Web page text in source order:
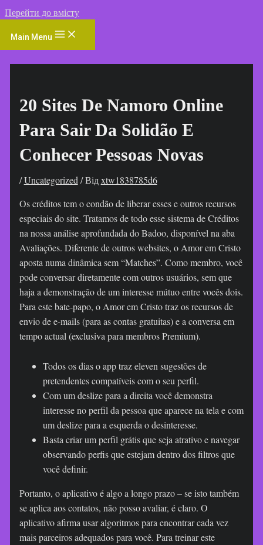
Перейти до вмісту
Main Menu
20 Sites De Namoro Online
Para Sair Da Solidão E
Conhecer Pessoas Novas
/Uncategorized / Відxtw1838785d6
Os créditos tem o condão de liberar esses e outros recursos
especiais do site. Tratamos de todo esse sistema de Créditos
na nossa análise aprofundada do Badoo, disponível na aba
Avaliações. Diferente de outros websites, o Amor em Cristo
aposta numa dinâmica sem “Matches”. Como membro, você
pode conversar diretamente com outros usuários, sem que
haja a demonstração de um interesse mútuo entre vocês dois.
Para este bate-papo, o Amor em Cristo traz os recursos de
envio de e-mails (para as contas gratuitas) e a conversa em
tempo actual (exclusiva para membros Premium).
Todos os dias o app traz eleven sugestões de
pretendentes compatíveis com o seu perfil.
Com um deslize para a direita você demonstra
interesse no perfil da pessoa que aparece na tela e com
um deslize para a esquerda o desinteresse.
Basta criar um perfil grátis que seja atrativo e navegar
observando perfis que estejam dentro dos filtros que
você definir.
Portanto, o aplicativo é algo a longo prazo – se isto também
se aplica aos contatos, não posso avaliar, é claro. O
aplicativo afirma usar algoritmos para encontrar cada vez
mais parceiros adequados para você. Para treinar este